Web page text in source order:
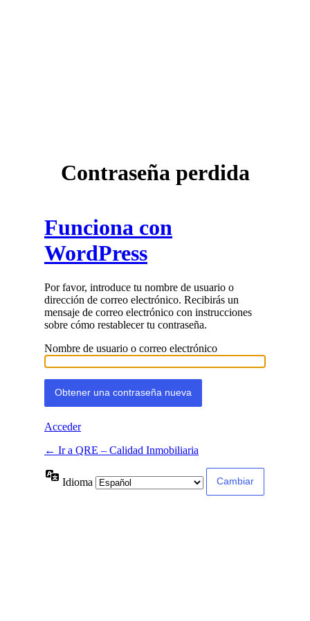
Contraseña perdida
Funciona con
WordPress
Por favor, introduce tu nombre de usuario o
dirección de correo electrónico. Recibirás un
mensaje de correo electrónico con instrucciones
sobre cómo restablecer tu contraseña.
Nombre de usuario o correo electrónico
Acceder
← Ir a QRE – Calidad Inmobiliaria
Idioma